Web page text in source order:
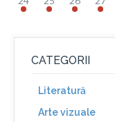
CATEGORII
Literatură
Arte vizuale